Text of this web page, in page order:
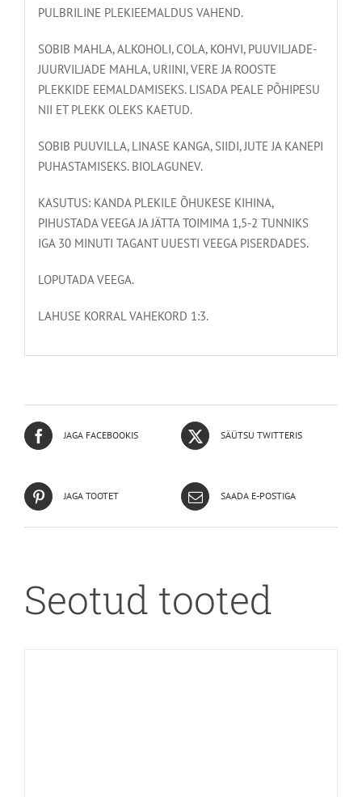
PULBRILINE PLEKIEEMALDUS VAHEND.
SOBIB MAHLA, ALKOHOLI, COLA, KOHVI, PUUVILJADE-
JUURVILJADE MAHLA, URIINI, VERE JA ROOSTE
PLEKKIDE EEMALDAMISEKS. LISADA PEALE PÕHIPESU
NII ET PLEKK OLEKS KAETUD.
SOBIB PUUVILLA, LINASE KANGA, SIIDI, JUTE JA KANEPI
PUHASTAMISEKS. BIOLAGUNEV.
KASUTUS: KANDA PLEKILE ÕHUKESE KIHINA,
PIHUSTADA VEEGA JA JÄTTA TOIMIMA 1,5-2 TUNNIKS
IGA 30 MINUTI TAGANT UUESTI VEEGA PISERDADES.
LOPUTADA VEEGA.
LAHUSE KORRAL VAHEKORD 1:3.
JAGA FACEBOOKIS SÄÜTSU TWITTERIS
JAGA TOOTET SAADA E-POSTIGA
Seotud tooted